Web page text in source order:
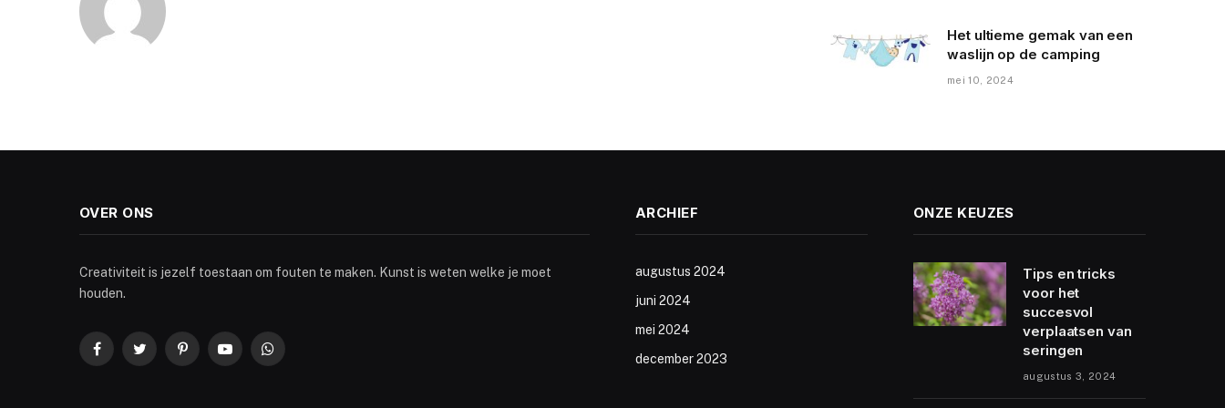
Het ultieme gemak van een
waslijn op de camping
mei 10, 2024
OVER ONS
Creativiteit is jezelf toestaan om fouten te maken. Kunst is weten welke je moet
houden.
FacebookTwitterPinterestYouTubeWhatsApp
ARCHIEF
augustus 2024
juni 2024
mei 2024
december 2023
ONZE KEUZES
Tips en tricks
voor het
succesvol
verplaatsen van
seringen
augustus 3, 2024